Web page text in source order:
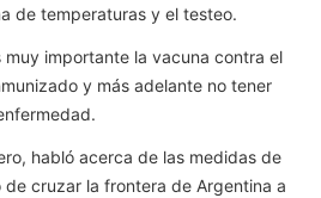
de temperaturas y el testeo.
muy importante la vacuna contra el
y más adelante no tener
habló acerca de las medidas de
cruzar la frontera de Argentina a